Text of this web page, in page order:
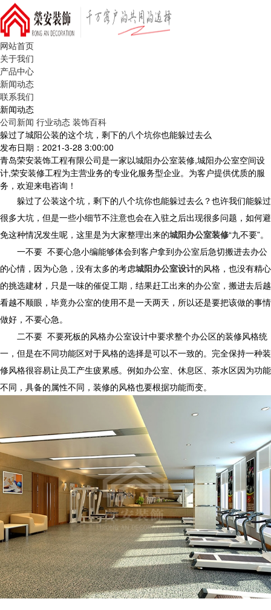
网站首页
关于我们
产品中心
新闻动态
联系我们
新闻动态
公司新闻 行业动态 装饰百科
躲过了城阳公装的这个坑，剩下的八个坑你也能躲过去么
发布日期：2021-3-28 3:00:00
青岛荣安装饰工程有限公司是一家以城阳办公室装修,城阳办公室空间设
计,荣安装修工程为主营业务的专业化服务型企业。为客户提供优质的服
务，欢迎来电咨询！
躲过了公装这个坑，剩下的八个坑你也能躲过去么？也许我们能躲过
很多大坑，但是一些小细节不注意也会在入驻之后出现很多问题，如何避
免这种情况发生呢，这里是为大家整理出来的城阳办公室装修“九不要”。
一不要 不要心急小编能够体会到客户拿到办公室后急切搬进去办公
的心情，因为心急，没有太多的考虑城阳办公室设计的风格，也没有精心
的挑选建材，只是一味的催促工期，结果赶工出来的办公室，搬进去后越
看越不顺眼，毕竟办公室的使用不是一天两天，所以还是要把该做的事情
做好，不要心急。
二不要 不要死板的风格办公室设计中要求整个办公区的装修风格统
一，但是在不同功能区对于风格的选择是可以不一致的。完全保持一种装
修风格很容易让员工产生疲累感。例如办公室、休息区、茶水区因为功能
不同，具备的属性不同，装修的风格也要根据功能而变。